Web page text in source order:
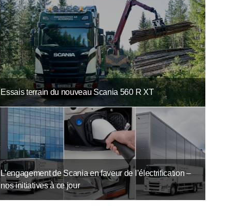
Essais terrain du nouveau Scania 560 R XT
L’engagement de Scania en faveur de l’électrification –
nos initiatives à ce jour